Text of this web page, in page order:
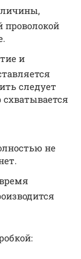
проволокой
и
следует
схватывается
не